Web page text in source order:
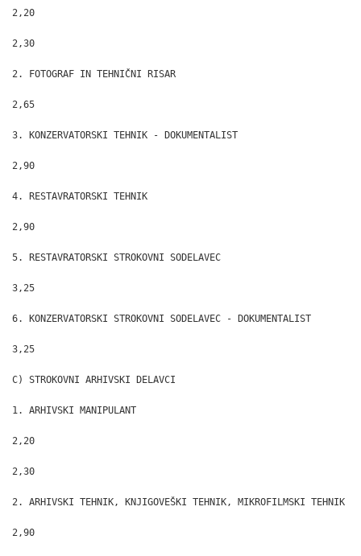
2,20
2,30
2. FOTOGRAF IN TEHNIČNI RISAR
2,65
3. KONZERVATORSKI TEHNIK - DOKUMENTALIST
2,90
4. RESTAVRATORSKI TEHNIK
2,90
5. RESTAVRATORSKI STROKOVNI SODELAVEC
3,25
6. KONZERVATORSKI STROKOVNI SODELAVEC - DOKUMENTALIST
3,25
C) STROKOVNI ARHIVSKI DELAVCI
1. ARHIVSKI MANIPULANT
2,20
2,30
2. ARHIVSKI TEHNIK, KNJIGOVEŠKI TEHNIK, MIKROFILMSKI TEHNIK
2,90